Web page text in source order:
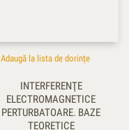
Adaugă la lista de dorințe
INTERFERENŢE
ELECTROMAGNETICE
PERTURBATOARE. BAZE
TEORETICE